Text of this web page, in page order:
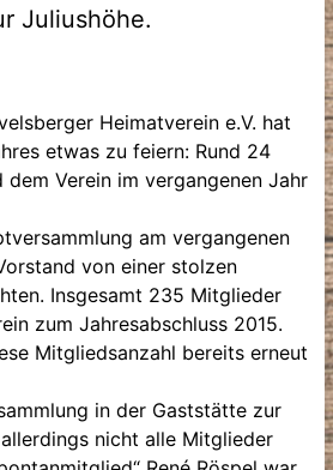
Juliushöhe.
Heimatverein e.V. hat
etwas zu feiern: Rund 24
dem Verein im vergangenen Jahr
am vergangenen
von einer stolzen
Insgesamt 235 Mitglieder
zum Jahresabschluss 2015.
Mitgliedsanzahl bereits erneut
in der Gaststätte zur
nicht alle Mitglieder